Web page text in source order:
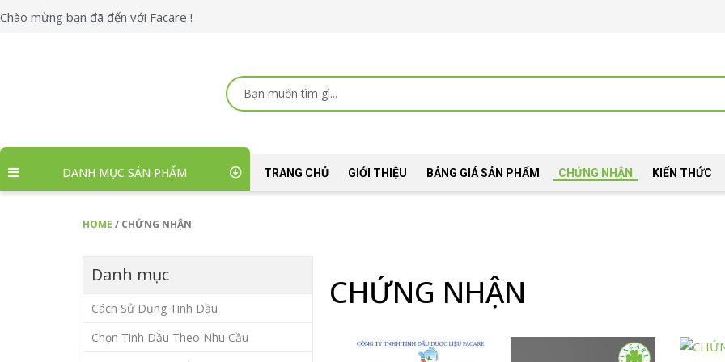
Skip
Chào mừng bạn đã đến với Facare !
Search
...
DANH MỤC SẢN PHẨM TRANG CHỦ GIỚI THIỆU BẢNG GIÁ SẢN PHẨM CHỨNG NHẬN KIẾN THỨC
HOME / CHỨNG NHẬN
Danh mục
Cách Sử Dụng Tinh Dầu
Chọn Tinh Dầu Theo Nhu Cầu
CHỨNG NHẬN